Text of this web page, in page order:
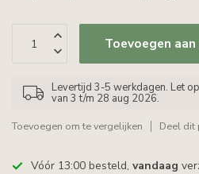
Toevoegen
Levertijd 3-5 werkdagen. Let
van 3 t/m 28 aug 2026.
Toevoegen om te vergelijken Deel dit
Vóór 13:00 besteld, vandaag